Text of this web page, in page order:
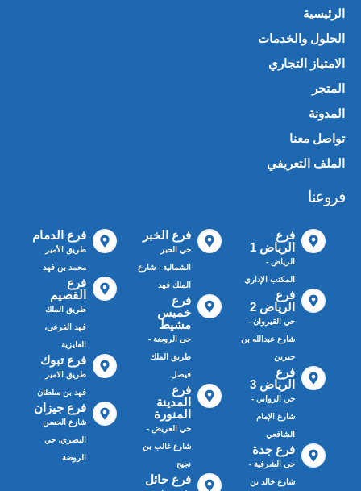
الرئيسية
الحلول والخدمات
الامتياز التجاري
المتجر
المدونة
تواصل معنا
الملف التعريفي
فروعنا
فرع
الرياض 1
الرياض -
المكتب الإداري
فرع
الرياض 2
حي القيروان -
شارع عبدالله بن
جبرين
فرع
الرياض 3
حي الروابي -
شارع الإمام
الشافعي
فرع جدة
حي الشرفية -
شارع خالد بن
فرع الخبر
حي الخبر
الشمالية - شارع
الملك فهد
فرع
خميس
مشيط
حي الروضة -
طريق الملك
فيصل
فرع
المدينة
المنورة
حي العريض -
شارع غالب بن
نجيح
فرع حائل
فرع الدمام
طريق الأمير
محمد بن فهد
فرع
القصيم
طريق الملك
فهد الفرعي،
الفايزية
فرع تبوك
طريق الامير
فهد بن سلطان
فرع جيزان
شارع الحسن
البصري، حي
الروضة